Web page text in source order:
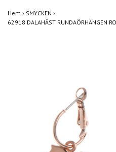
Hem › SMYCKEN ›
62918 DALAHÄST RUNDAÖRHÄNGEN